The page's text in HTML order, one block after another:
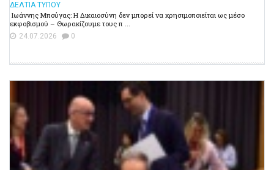
ΔΕΛΤΙΑ ΤΥΠΟΥ
Ιωάννης Μπούγας: Η Δικαιοσύνη δεν μπορεί να χρησιμοποιείται ως μέσο
εκφοβισμού – Θωρακίζουμε τους π ...
24.07.2026 0